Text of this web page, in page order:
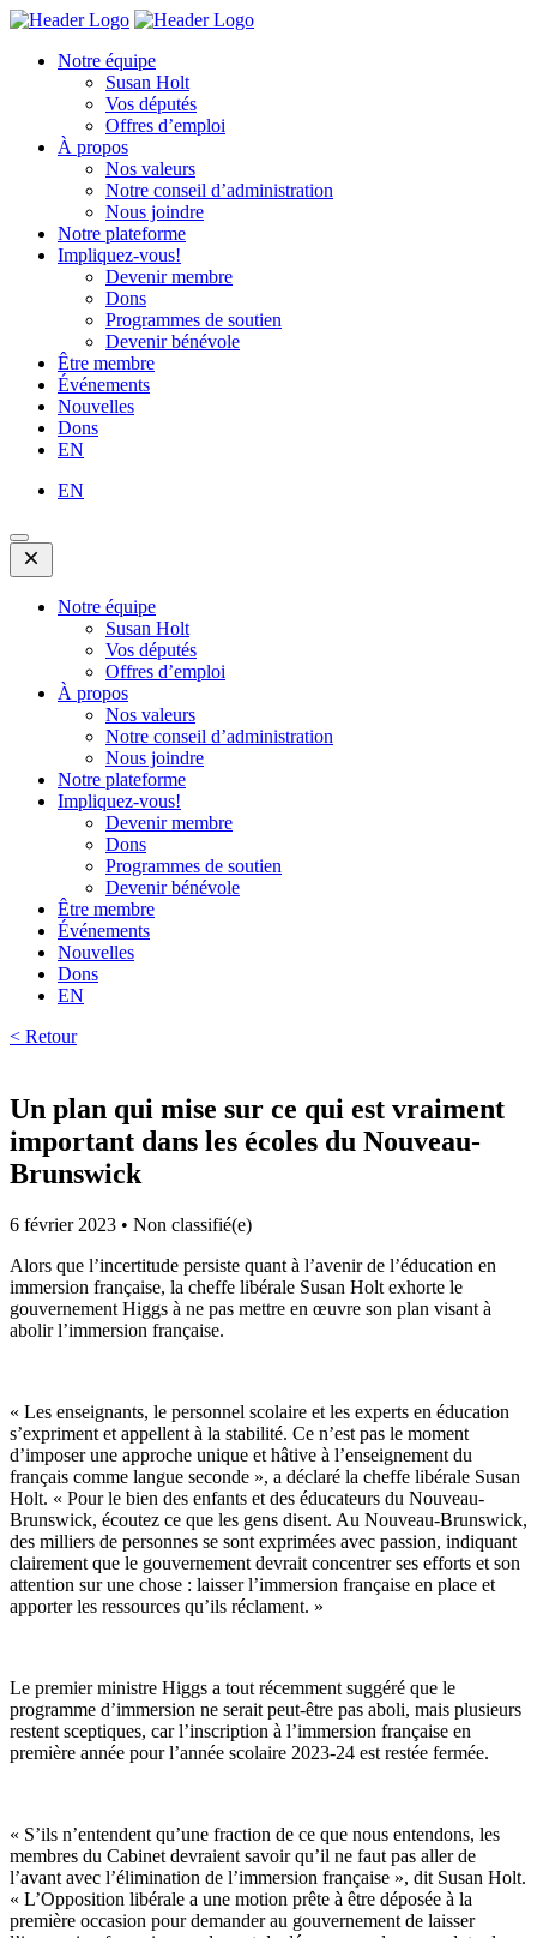
Skip
content
Homepage
Homepage
Notre équipe
Susan Holt
Vos députés
Offres d’emploi
À propos
Nos valeurs
Notre conseil d’administration
Nous joindre
Notre plateforme
Impliquez-vous!
Devenir membre
Dons
Programmes de soutien
Devenir bénévole
Être membre
Événements
Nouvelles
Dons
EN
EN
Open
Mobile
Menu
Notre équipe
Susan Holt
Vos députés
Offres d’emploi
À propos
Nos valeurs
Notre conseil d’administration
Nous joindre
Notre plateforme
Impliquez-vous!
Devenir membre
Dons
Programmes de soutien
Devenir bénévole
Être membre
Événements
Nouvelles
Dons
EN
< Retour
Un plan qui mise sur ce qui est vraiment
important dans les écoles du Nouveau-
Brunswick
6 février 2023 • Non classifié(e)
Alors que l’incertitude persiste quant à l’avenir de l’éducation en
immersion française, la cheffe libérale Susan Holt exhorte le
gouvernement Higgs à ne pas mettre en œuvre son plan visant à
abolir l’immersion française.
« Les enseignants, le personnel scolaire et les experts en éducation
s’expriment et appellent à la stabilité. Ce n’est pas le moment
d’imposer une approche unique et hâtive à l’enseignement du
français comme langue seconde », a déclaré la cheffe libérale Susan
Holt. « Pour le bien des enfants et des éducateurs du Nouveau-
Brunswick, écoutez ce que les gens disent. Au Nouveau-Brunswick,
des milliers de personnes se sont exprimées avec passion, indiquant
clairement que le gouvernement devrait concentrer ses efforts et son
attention sur une chose : laisser l’immersion française en place et
apporter les ressources qu’ils réclament. »
Le premier ministre Higgs a tout récemment suggéré que le
programme d’immersion ne serait peut-être pas aboli, mais plusieurs
restent sceptiques, car l’inscription à l’immersion française en
première année pour l’année scolaire 2023-24 est restée fermée.
« S’ils n’entendent qu’une fraction de ce que nous entendons, les
membres du Cabinet devraient savoir qu’il ne faut pas aller de
l’avant avec l’élimination de l’immersion française », dit Susan Holt.
« L’Opposition libérale a une motion prête à être déposée à la
première occasion pour demander au gouvernement de laisser